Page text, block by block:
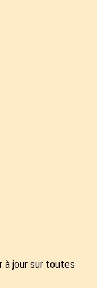
à jour sur toutes